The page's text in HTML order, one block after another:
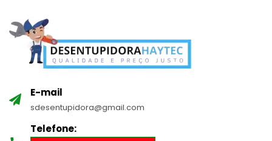
E-mail
sdesentupidora@gmail.com
Telefone: